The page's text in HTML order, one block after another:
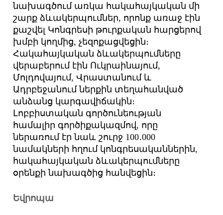
նախագծում առկա հակահայկական մի
շարք ձևակերպումներ, որոնք առաջ էին
քաշվել Կոնգրեսի թուրքական հարցերով
խմբի կողմից, չեզոքացվեցին։
Հակահայկական ձևակերպումները
վերաբերում էին Ուկրաինայում,
Մոլդովայում, Վրաստանում և
Ադրբեջանում ներքին տեղահանված
անձանց կարգավիճակին։
Լոբբիստական գործունեության
համալիր գործիքակազմով, որը
ներառում էր նաև շուրջ 100․000
նամակների հղում կոնգրեսականներին,
հակահայկական ձևակերպումները
օրենքի նախագծից հանվեցին։
Եվրոպա